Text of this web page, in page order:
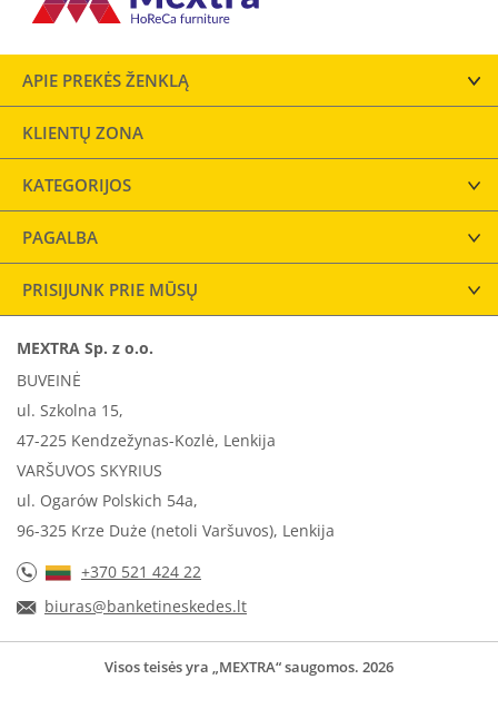
APIE PREKĖS ŽENKLĄ
KLIENTŲ ZONA
KATEGORIJOS
PAGALBA
PRISIJUNK PRIE MŪSŲ
MEXTRA Sp. z o.o.
BUVEINĖ
ul. Szkolna 15,
47-225 Kendzežynas-Kozlė, Lenkija
VARŠUVOS SKYRIUS
ul. Ogarów Polskich 54a,
96-325 Krze Duże (netoli Varšuvos), Lenkija
+370 521 424 22
biuras@banketineskedes.lt
Visos teisės yra „MEXTRA“ saugomos. 2026